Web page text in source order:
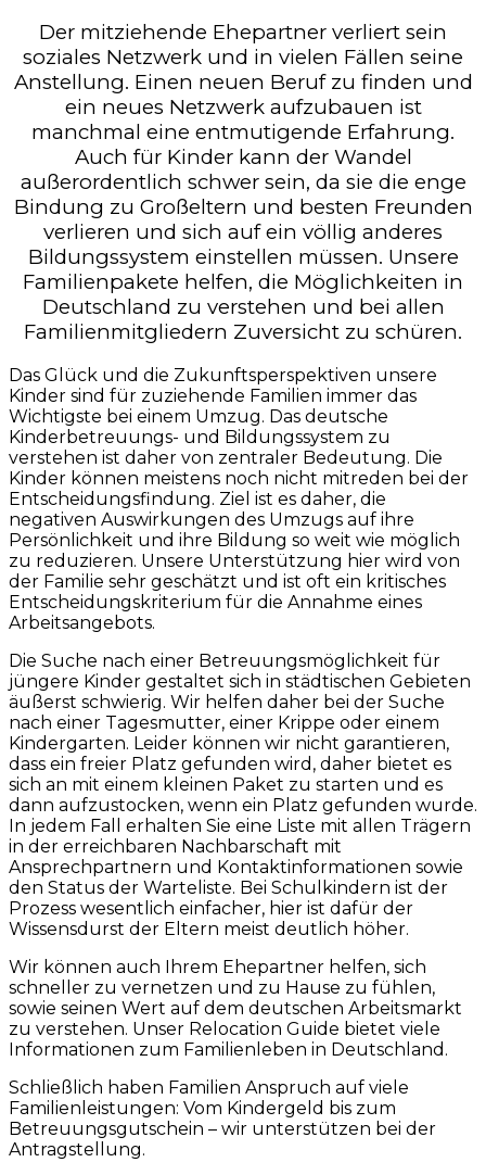
Der mitziehende Ehepartner verliert sein
soziales Netzwerk und in vielen Fällen seine
Anstellung. Einen neuen Beruf zu finden und
ein neues Netzwerk aufzubauen ist
manchmal eine entmutigende Erfahrung.
Auch für Kinder kann der Wandel
außerordentlich schwer sein, da sie die enge
Bindung zu Großeltern und besten Freunden
verlieren und sich auf ein völlig anderes
Bildungssystem einstellen müssen. Unsere
Familienpakete helfen, die Möglichkeiten in
Deutschland zu verstehen und bei allen
Familienmitgliedern Zuversicht zu schüren.
Das Glück und die Zukunftsperspektiven unsere
Kinder sind für zuziehende Familien immer das
Wichtigste bei einem Umzug. Das deutsche
Kinderbetreuungs- und Bildungssystem zu
verstehen ist daher von zentraler Bedeutung. Die
Kinder können meistens noch nicht mitreden bei der
Entscheidungsfindung. Ziel ist es daher, die
negativen Auswirkungen des Umzugs auf ihre
Persönlichkeit und ihre Bildung so weit wie möglich
zu reduzieren. Unsere Unterstützung hier wird von
der Familie sehr geschätzt und ist oft ein kritisches
Entscheidungskriterium für die Annahme eines
Arbeitsangebots.
Die Suche nach einer Betreuungsmöglichkeit für
jüngere Kinder gestaltet sich in städtischen Gebieten
äußerst schwierig. Wir helfen daher bei der Suche
nach einer Tagesmutter, einer Krippe oder einem
Kindergarten. Leider können wir nicht garantieren,
dass ein freier Platz gefunden wird, daher bietet es
sich an mit einem kleinen Paket zu starten und es
dann aufzustocken, wenn ein Platz gefunden wurde.
In jedem Fall erhalten Sie eine Liste mit allen Trägern
in der erreichbaren Nachbarschaft mit
Ansprechpartnern und Kontaktinformationen sowie
den Status der Warteliste. Bei Schulkindern ist der
Prozess wesentlich einfacher, hier ist dafür der
Wissensdurst der Eltern meist deutlich höher.
Wir können auch Ihrem Ehepartner helfen, sich
schneller zu vernetzen und zu Hause zu fühlen,
sowie seinen Wert auf dem deutschen Arbeitsmarkt
zu verstehen. Unser Relocation Guide bietet viele
Informationen zum Familienleben in Deutschland.
Schließlich haben Familien Anspruch auf viele
Familienleistungen: Vom Kindergeld bis zum
Betreuungsgutschein – wir unterstützen bei der
Antragstellung.